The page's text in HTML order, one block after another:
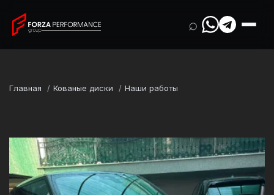
⌕
Главная Кованые диски Наши работы
Марка
Land Rover